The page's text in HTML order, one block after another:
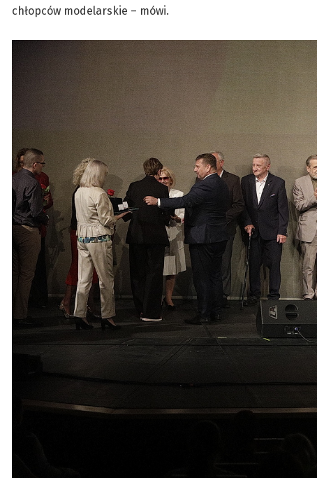
chłopców modelarskie – mówi.